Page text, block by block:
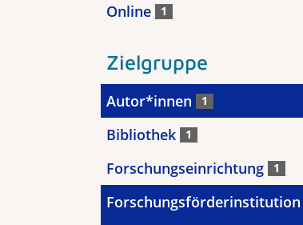
Online 1
Zielgruppe
Autor*innen 1
Bibliothek 1
Forschungseinrichtung 1
Forschungsförderinstitution